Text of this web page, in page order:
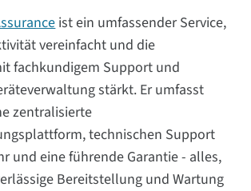
ist ein umfassender Service,
vereinfacht und die
fachkundigem Support und
stärkt. Er umfasst
zentralisierte
technischen Support
und eine führende Garantie - alles,
Bereitstellung und Wartung